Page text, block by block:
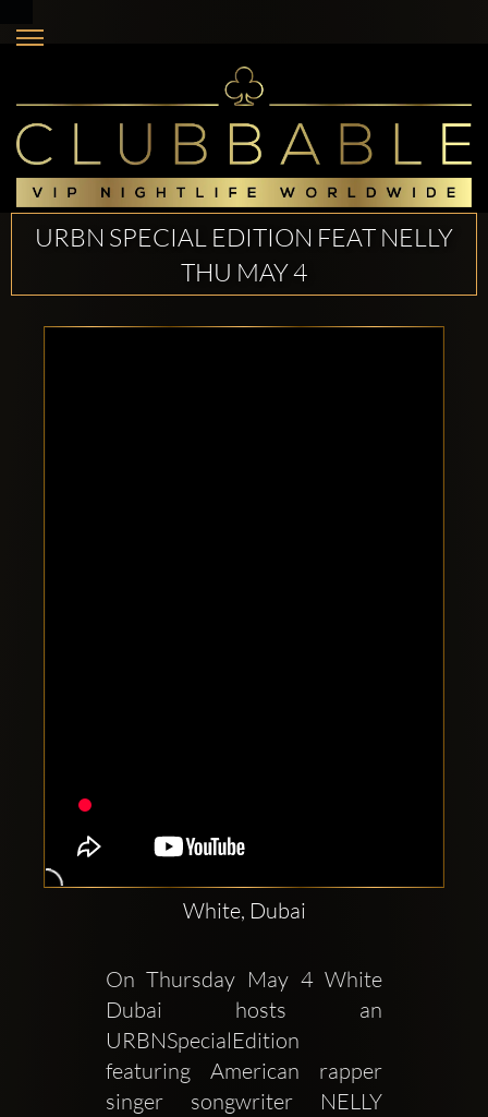
URBN SPECIAL EDITION FEAT NELLY
THU MAY 4
White, Dubai
On Thursday May 4 White
Dubai hosts an
URBNSpecialEdition
featuring American rapper
singer songwriter NELLY